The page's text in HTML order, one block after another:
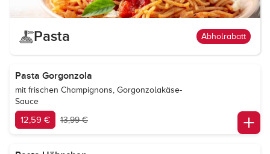
Pasta Abholrabatt
Pasta Gorgonzola
mit frischen Champignons, Gorgonzolakäse-
Sauce
12,59 € 13,99 €